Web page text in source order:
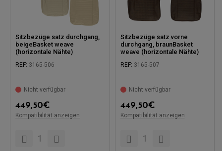
Sitzbezüge satz durchgang,
beigeBasket weave
(horizontale Nähte)
REF: 3165-506
Nicht verfügbar
449,50€
Kompatibilität anzeigen
Kompatibel mit:
Sitzbezüge satz vorne
durchgang, braunBasket
weave (horizontale Nähte)
REF: 3165-507
Nicht verfügbar
449,50€
Kompatibilität anzeigen
Kompatibel mit: